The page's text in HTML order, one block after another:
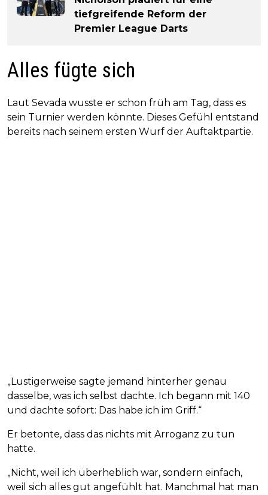
tiefgreifende Reform der
Premier League Darts
Alles fügte sich
Laut Sevada wusste er schon früh am Tag, dass es
sein Turnier werden könnte. Dieses Gefühl entstand
bereits nach seinem ersten Wurf der Auftaktpartie.
„Lustigerweise sagte jemand hinterher genau
dasselbe, was ich selbst dachte. Ich begann mit 140
und dachte sofort: Das habe ich im Griff.“
Er betonte, dass das nichts mit Arroganz zu tun
hatte.
„Nicht, weil ich überheblich war, sondern einfach,
weil sich alles gut angefühlt hat. Manchmal hat man